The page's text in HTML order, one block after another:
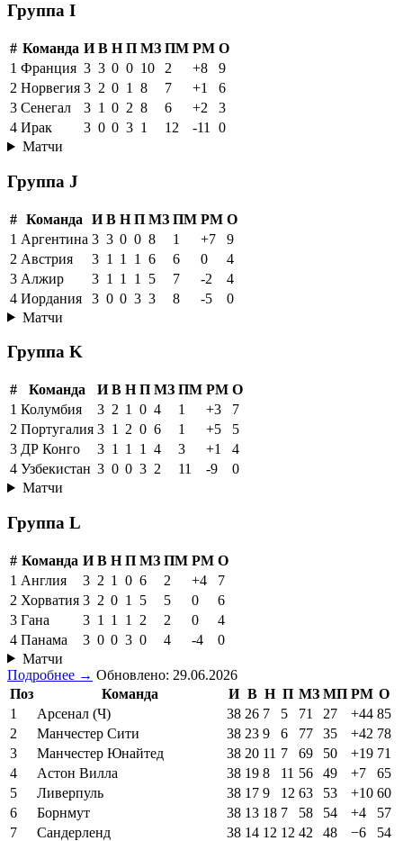
Группа I
# Команда И В Н П МЗ ПМ РМ О
1 Франция 3 3 0 0 10 2 +8
9
2 Норвегия 3 2 0 1 8 7 +1
6
3 Сенегал 3 1 0 2 8 6 +2
3
4 Ирак 3 0 0 3 1 12 -11
0
Матчи
Группа J
# Команда И В Н П МЗ ПМ РМ О
1 Аргентина 3 3 0 0 8 1 +7
9
2 Австрия 3 1 1 1 6 6 0
4
3 Алжир 3 1 1 1 5 7 -2
4
4 Иордания 3 0 0 3 3 8 -5
0
Матчи
Группа K
# Команда И В Н П МЗ ПМ РМ О
1 Колумбия 3 2 1 0 4 1 +3
7
2 Португалия 3 1 2 0 6 1 +5
5
3 ДР Конго 3 1 1 1 4 3 +1
4
4 Узбекистан 3 0 0 3 2 11 -9
0
Матчи
Группа L
# Команда И В Н П МЗ ПМ РМ О
1 Англия 3 2 1 0 6 2 +4
7
2 Хорватия 3 2 0 1 5 5 0
6
3 Гана 3 1 1 1 2 2 0
4
4 Панама 3 0 0 3 0 4 -4
0
Матчи
Подробнее → Обновлено: 29.06.2026
Поз
Команда И В Н П МЗ МП РМ О
1
Арсенал (Ч) 38 26 7 5 71 27 +44 85
2
Манчестер Сити 38 23 9 6 77 35 +42 78
3
Манчестер Юнайтед 38 20 11 7 69 50 +19 71
4
Астон Вилла 38 19 8 11 56 49 +7
65
5
Ливерпуль 38 17 9 12 63 53 +10 60
6
Борнмут 38 13 18 7 58 54 +4
57
7
Сандерленд 38 14 12 12 42 48 −6
54